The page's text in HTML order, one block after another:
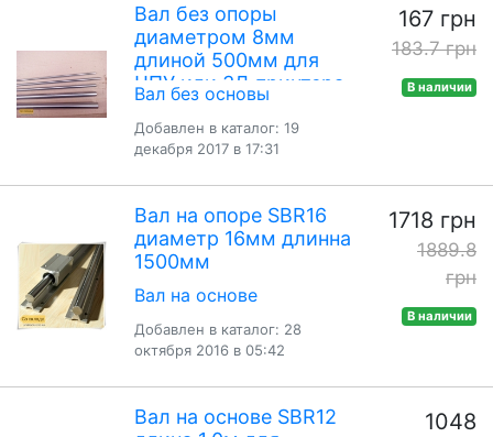
Вал без опоры
диаметром 8мм
длиной 500мм для
ЧПУ или 3Д принтера
Вал без основы
Добавлен в каталог: 19
декабря 2017 в 17:31
167 грн
183.7 грн
В наличии
Вал на опоре SBR16
диаметр 16мм длинна
1500мм
Вал на основе
Добавлен в каталог: 28
октября 2016 в 05:42
1718 грн
1889.8
грн
В наличии
Вал на основе SBR12
1048